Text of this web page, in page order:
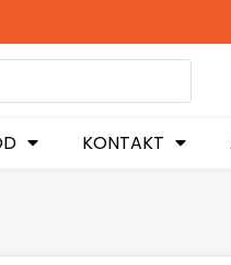
KONTAKT